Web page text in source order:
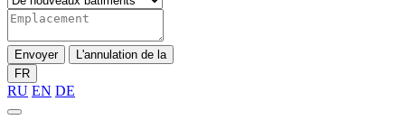
Envoyer
L'annulation de la
FR
RU EN DE